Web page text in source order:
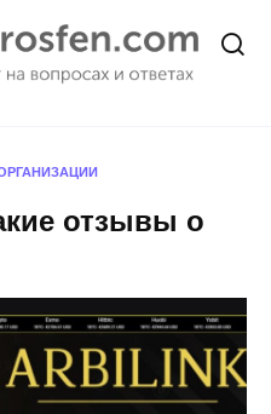
отзывы о